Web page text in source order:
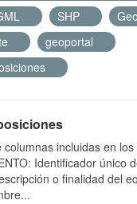
SHP
geoportal
columnas incluidas en
Identificador único
o finalidad del